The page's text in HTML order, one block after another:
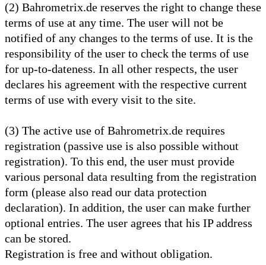
(2) Bahrometrix.de reserves the right to change these
terms of use at any time. The user will not be
notified of any changes to the terms of use. It is the
responsibility of the user to check the terms of use
for up-to-dateness. In all other respects, the user
declares his agreement with the respective current
terms of use with every visit to the site.
(3) The active use of Bahrometrix.de requires
registration (passive use is also possible without
registration). To this end, the user must provide
various personal data resulting from the registration
form (please also read our data protection
declaration). In addition, the user can make further
optional entries. The user agrees that his IP address
can be stored.
Registration is free and without obligation.